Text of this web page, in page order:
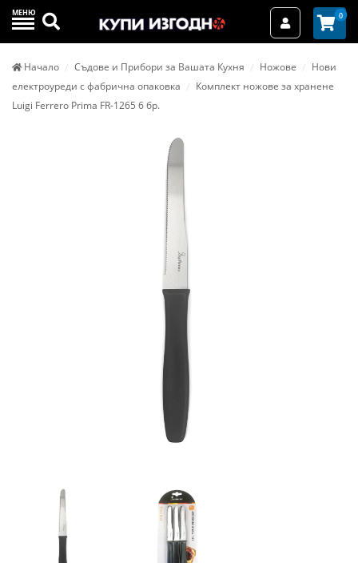
МЕНЮ Търси Вход / 0
Начало Съдове и Прибори за Вашата Кухня Ножове
Нови
електроуреди с фабрична опаковка
Комплект ножове за хранене
Luigi Ferrero Prima FR-1265 6 бр.